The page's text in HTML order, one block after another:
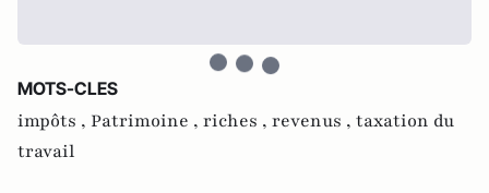
MOTS-CLES
impôts , Patrimoine , riches , revenus , taxation du
travail